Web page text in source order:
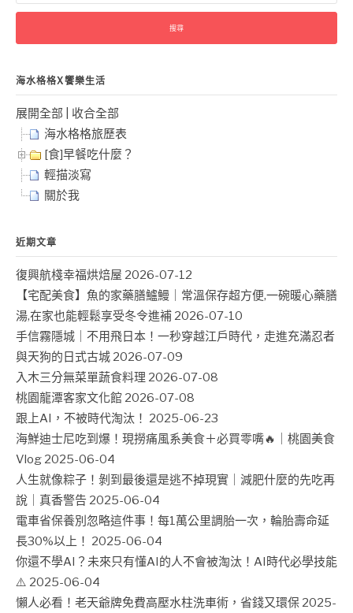
關
字:
海水格格X饗樂生活
展開全部
收合全部
海水格格旅歷表
[食]早餐吃什麼？
輕描淡寫
關於我
近期文章
復興航棧幸福烘焙屋 2026-07-12
【宅配美食】魚的家藥膳鱸鰻｜常溫保存超方便,一碗暖心藥膳
湯,在家也能輕鬆享受冬令進補 2026-07-10
手信霧隱城｜不用飛日本！一秒穿越江戶時代，走進充滿忍者
與天狗的日式古城 2026-07-09
入木三分無菜單蔬食料理 2026-07-08
桃園龍潭客家文化館 2026-07-08
跟上AI，不被時代淘汰！ 2025-06-23
海鮮迪士尼吃到爆！現撈痛風系美食＋必買零嘴🔥｜桃園美食
Vlog 2025-06-04
人生就像粽子！剝到最後還是逃不掉現實｜減肥什麼的先吃再
說｜真香警告 2025-06-04
電車省保養別忽略這件事！每1萬公里調胎一次，輪胎壽命延
長30%以上！ 2025-06-04
你還不學AI？未來只有懂AI的人不會被淘汰！AI時代必學技能
⚠️ 2025-06-04
懶人必看！老天爺牌免費高壓水柱洗車術，省錢又環保 2025-